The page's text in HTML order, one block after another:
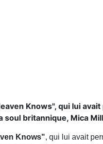
Knows", qui lui
soul britannique, Mica
Knows", qui lui avait